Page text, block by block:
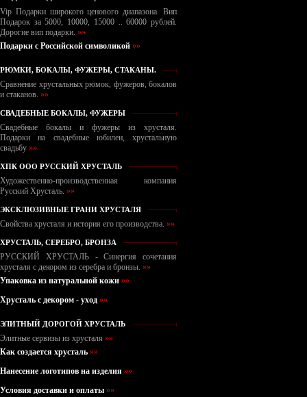
Vip Подарки широкого ценового диапазона. Вип
Подарок за 5000, 10000, 15000 .. 60000 рублей.
Дорогие вип подарки. »»
Подарки с Российской символикой »»
РЮМКИ, БОКАЛЫ, ФУЖЕРЫ, СТАКАНЫ.
Сравнение хрустальных рюмок, фужеров, бокалов
и стаканов. »»
СВАДЕБНЫЕ БОКАЛЫ, ФУЖЕРЫ
Свадебные бокалы и фужеры из хрусталя.
Подарки на свадебные юбилеи, хрустальную
свадьбу »»
ХПК ООО РУССКИЙ ХРУСТАЛЬ
Художественно-производственная компания
Русский Хрусталь. »»
ЭКСКЛЮЗИВНЫЕ ГРАНИ ХРУСТАЛЯ
Свойства хрусталя и история его производства. »»
ХРУСТАЛЬ, СЕРЕБРО, БРОНЗА
РУССКИЙ ХРУСТАЛЬ - Синергия сочетания
хрусталя с декором из серебра и бронзы. »»
Упаковка из натуральной кожи »»
Хрусталь с декором - уход »»
ЭЛИТНЫЙ ДОРОГОЙ ХРУСТАЛЬ
Элитные сервизы из хрусталя »»
Как создается хрусталь »»
Нанесение логотипов на изделия »»
Условия доставки и оплаты »»